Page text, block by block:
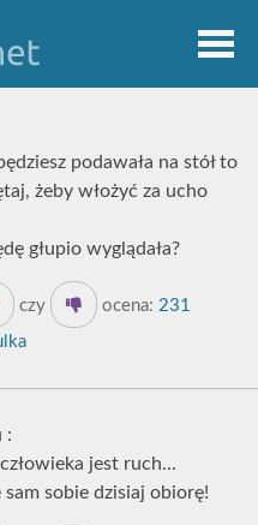
podawała na stół to
żeby włożyć za ucho
głupio wyglądała?
czy ocena: 231
:
jest ruch...
sobie dzisiaj obiorę!